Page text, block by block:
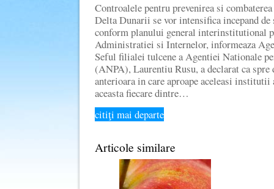
Controalele pentru prevenirea si
Delta Dunarii se vor intensifica incepand de
conform planului general interinstitutional
Administratiei si Internelor, informeaza
Seful filialei tulcene a Agentiei Nationale
(ANPA), Laurentiu Rusu, a declarat ca spre
anterioara in care aproape aceleasi
aceasta fiecare dintre…
citiţi mai departe
Articole similare